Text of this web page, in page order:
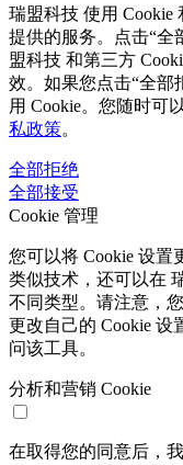
瑞盟科技 使用
提供的服务。点击“全
盟科技 和第三方
效。如果您点击“全部
用 Cookie。您随时可
私政策。
全部拒绝
全部接受
Cookie 管理
您可以将 Cookie 设置
类似技术，还可以在
不同类型。请注意，
更改自己的 Cookie 设
问该工具。
分析和营销 Cookie
在取得您的同意后，